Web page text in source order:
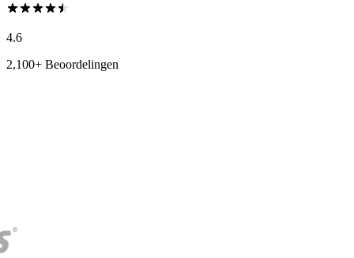
4.6
2,100+ Beoordelingen